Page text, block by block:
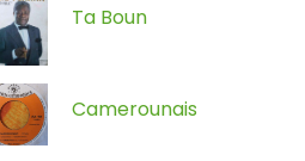
Ta Boun
Camerounais